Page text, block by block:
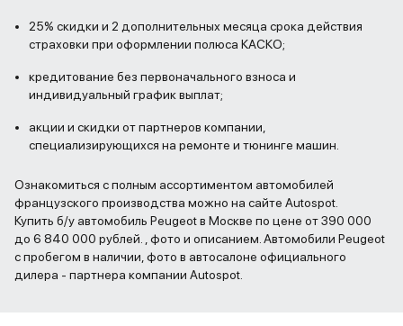
25% скидки и 2 дополнительных месяца срока действия
страховки при оформлении полюса КАСКО;
кредитование без первоначального взноса и
индивидуальный график выплат;
акции и скидки от партнеров компании,
специализирующихся на ремонте и тюнинге машин.
Ознакомиться с полным ассортиментом автомобилей
французского производства можно на сайте Autospot.
Купить б/у автомобиль Peugeot в Москве по цене от 390 000
до 6 840 000 рублей. , фото и описанием. Автомобили Peugeot
с пробегом в наличии, фото в автосалоне официального
дилера - партнера компании Autospot.